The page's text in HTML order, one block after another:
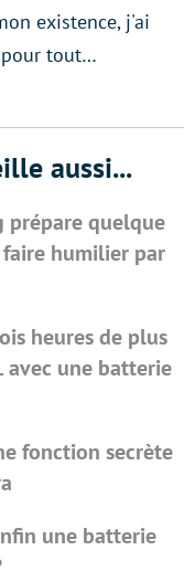
existence, j'ai
pour tout…
aussi...
prépare quelque
humilier par
heures de plus
avec une batterie
fonction secrète
une batterie